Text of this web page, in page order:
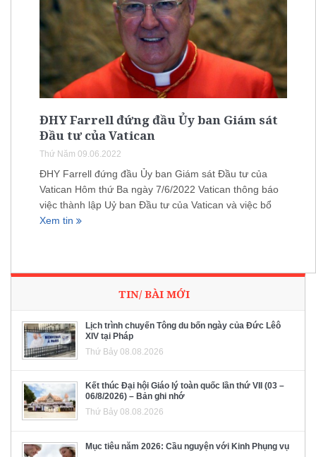
ĐHY Farrell đứng đầu Ủy ban Giám sát
Đầu tư của Vatican
Thứ Năm 09.06.2022
ĐHY Farrell đứng đầu Ủy ban Giám sát Đầu tư của
Vatican Hôm thứ Ba ngày 7/6/2022 Vatican thông báo
việc thành lập Uỷ ban Đầu tư của Vatican và việc bổ
Xem tin
TIN/ BÀI MỚI
Lịch trình chuyến Tông du bốn ngày của Đức Lêô
XIV tại Pháp
Thứ Bảy 08.08.2026
Kết thúc Đại hội Giáo lý toàn quốc lần thứ VII (03 –
06/8/2026) – Bản ghi nhớ
Thứ Bảy 08.08.2026
Mục tiêu năm 2026: Cầu nguyện với Kinh Phụng vụ